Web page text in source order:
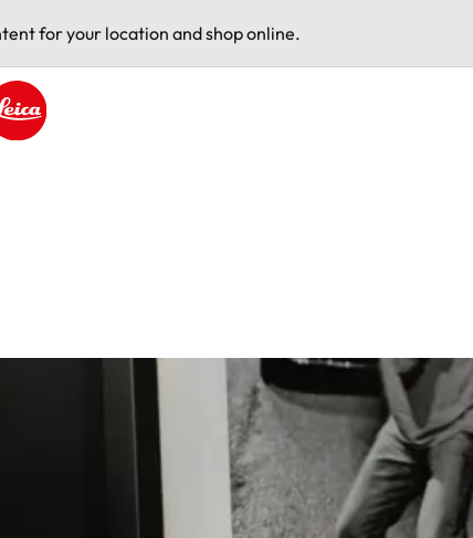
for your location and shop online.